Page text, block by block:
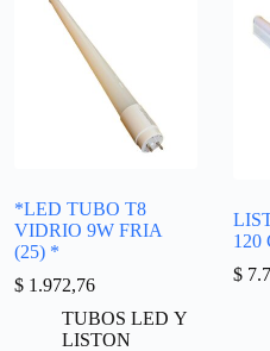
*LED TUBO T8
VIDRIO 9W FRIA
(25) *
$ 1.972,76
TUBOS LED Y
LISTON
120
$